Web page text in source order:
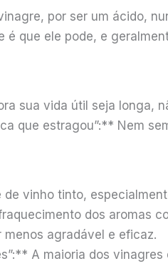
por ser um ácido,
é que ele pode, e
sua vida útil seja longa,
que estragou”:** Nem
vinho tinto,
dos aromas
agradável e eficaz.
A maioria dos